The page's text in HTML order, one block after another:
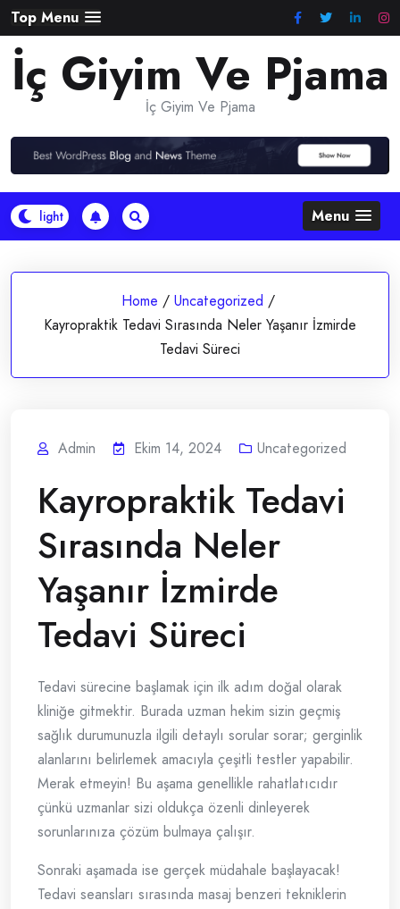
Skip
to
content
Top Menu
İç Giyim Ve Pjama
İç Giyim Ve Pjama
Menu
Home / Uncategorized /
Kayropraktik Tedavi Sırasında Neler Yaşanır İzmirde
Tedavi Süreci
Admin Ekim 14, 2024 Uncategorized
Kayropraktik Tedavi
Sırasında Neler
Yaşanır İzmirde
Tedavi Süreci
Tedavi sürecine başlamak için ilk adım doğal olarak
kliniğe gitmektir. Burada uzman hekim sizin geçmiş
sağlık durumunuzla ilgili detaylı sorular sorar; gerginlik
alanlarını belirlemek amacıyla çeşitli testler yapabilir.
Merak etmeyin! Bu aşama genellikle rahatlatıcıdır
çünkü uzmanlar sizi oldukça özenli dinleyerek
sorunlarınıza çözüm bulmaya çalışır.
Sonraki aşamada ise gerçek müdahale başlayacak!
Tedavi seansları sırasında masaj benzeri tekniklerin